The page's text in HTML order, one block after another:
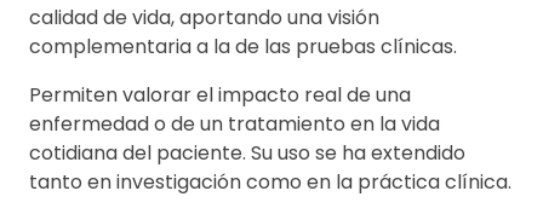
calidad de vida, aportando una visión
complementaria a la de las pruebas clínicas.
Permiten valorar el impacto real de una
enfermedad o de un tratamiento en la vida
cotidiana del paciente. Su uso se ha extendido
tanto en investigación como en la práctica clínica.